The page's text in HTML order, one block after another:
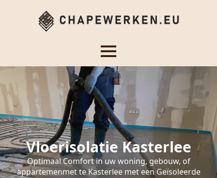
Vloerisolatie Kasterlee
Optimaal Comfort in uw woning, gebouw, of
appartemenmet te Kasterlee met een Geïsoleerde